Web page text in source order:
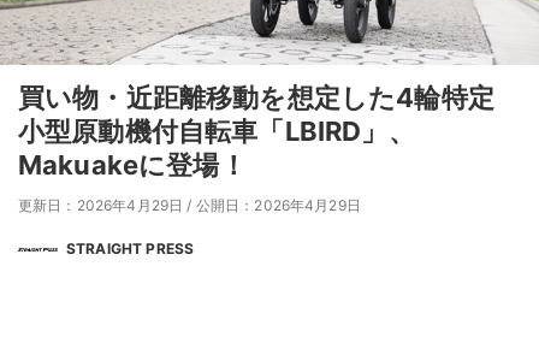
買い物・近距離移動を想定した4輪特定
小型原動機付自転車「LBIRD」、
Makuakeに登場！
更新日：2026年4月29日 / 公開日：2026年4月29日
STRAIGHT PRESS